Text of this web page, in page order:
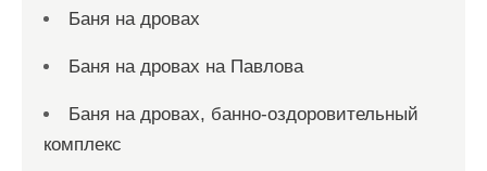
Баня на дровах
Баня на дровах на Павлова
Баня на дровах, банно-оздоровительный
комплекс